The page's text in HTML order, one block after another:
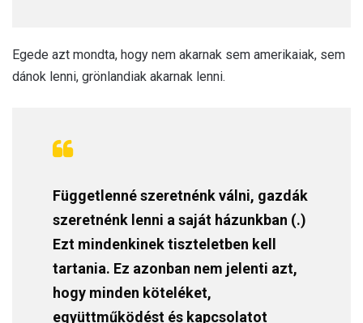
Egede azt mondta, hogy nem akarnak sem amerikaiak, sem
dánok lenni, grönlandiak akarnak lenni.
Függetlenné szeretnénk válni, gazdák
szeretnénk lenni a saját házunkban (.)
Ezt mindenkinek tiszteletben kell
tartania. Ez azonban nem jelenti azt,
hogy minden köteléket,
együttműködést és kapcsolatot